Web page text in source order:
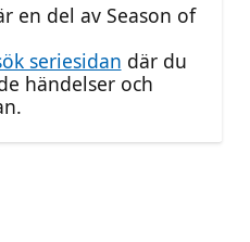
en del av Season of
seriesidan där du
händelser och